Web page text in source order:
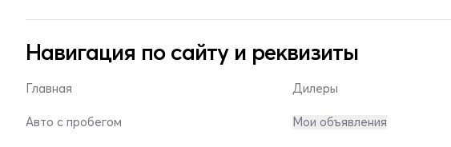
Навигация по сайту и реквизиты
Главная
Авто с пробегом
Дилеры
Мои объявления